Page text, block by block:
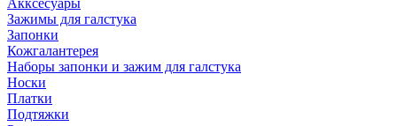
Акксесуары
Зажимы для галстука
Запонки
Кожгалантерея
Наборы запонки и зажим для галстука
Носки
Платки
Подтяжки